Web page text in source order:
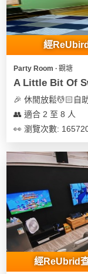
經
Party Room ∙ 觀塘
A Little Bit Of
🎉 休閒放鬆💆🏻自
👥 適合 2 至 8 人
👀 瀏覽次數:
經ReUbrid